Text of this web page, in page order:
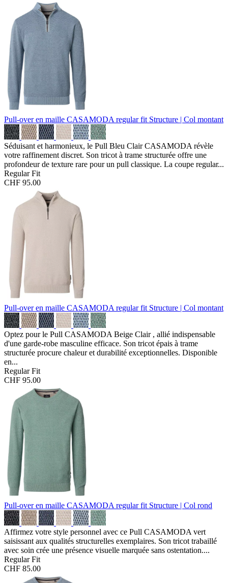
Pull-over en maille CASAMODA regular fit Structure | Col montant
Séduisant et harmonieux, le Pull Bleu Clair CASAMODA révèle
votre raffinement discret. Son tricot à trame structurée offre une
profondeur de texture rare pour un pull classique. La coupe regular...
Regular Fit
CHF 95.00
Pull-over en maille CASAMODA regular fit Structure | Col montant
Optez pour le Pull CASAMODA Beige Clair , allié indispensable
d'une garde-robe masculine efficace. Son tricot épais à trame
structurée procure chaleur et durabilité exceptionnelles. Disponible
en...
Regular Fit
CHF 95.00
Pull-over en maille CASAMODA regular fit Structure | Col rond
Affirmez votre style personnel avec ce Pull CASAMODA vert
saisissant aux qualités structurelles exemplaires. Son tricot trabaillé
avec soin crée une présence visuelle marquée sans ostentation....
Regular Fit
CHF 85.00